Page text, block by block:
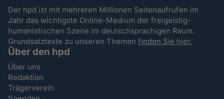
Der hpd ist mit mehreren Millionen Seitenaufrufen im
Jahr das wichtigste Online-Medium der freigeistig-
humanistischen Szene im deutschsprachigen Raum.
Grundsatztexte zu unseren Themenfinden Sie hier.
Über den hpd
Über uns
Redaktion
Trägerverein